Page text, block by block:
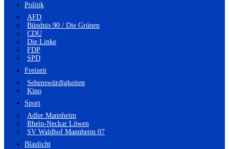
Politik
AFD
Bündnis 90 / Die Grünen
CDU
Die Linke
FDP
SPD
Freizeit
Sehenswürdigkeiten
Kino
Sport
Adler Mannheim
Rhein-Neckar Löwen
SV Waldhof Mannheim 07
Blaulicht